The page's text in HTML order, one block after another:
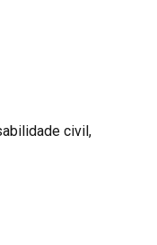
civil,